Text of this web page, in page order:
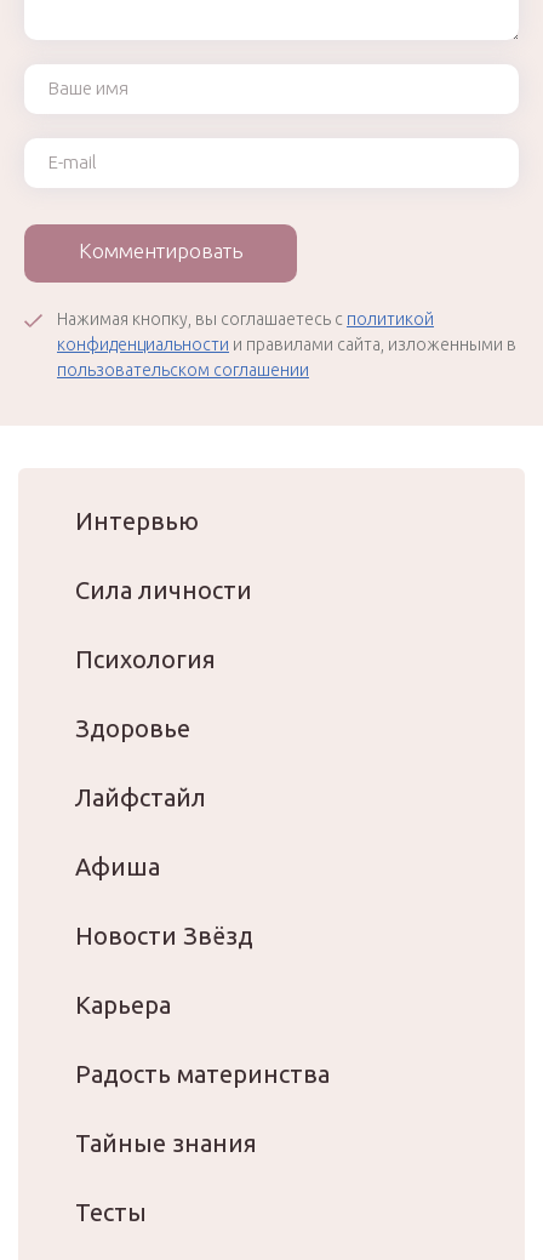
Ваше имя
Ваш e-mail
Комментировать
Нажимая кнопку, вы соглашаетесь с политикой
конфиденциальности и правилами сайта, изложенными в
пользовательском соглашении
Интервью
Сила личности
Психология
Здоровье
Лайфстайл
Афиша
Новости Звёзд
Карьера
Радость материнства
Тайные знания
Тесты